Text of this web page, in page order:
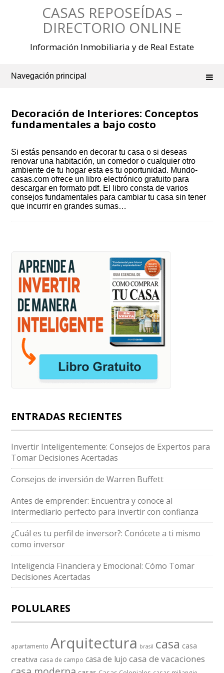
CASAS REPOSEÍDAS –
DIRECTORIO ONLINE
Información Inmobiliaria y de Real Estate
Navegación principal
Decoración de Interiores: Conceptos
fundamentales a bajo costo
Si estás pensando en decorar tu casa o si deseas
renovar una habitación, un comedor o cualquier otro
ambiente de tu hogar esta es tu oportunidad. Mundo-
casas.com ofrece un libro electrónico gratuito para
descargar en formato pdf. El libro consta de varios
consejos fundamentales para cambiar tu casa sin tener
que incurrir en grandes sumas…
ENTRADAS RECIENTES
Invertir Inteligentemente: Consejos de Expertos para
Tomar Decisiones Acertadas
Consejos de inversión de Warren Buffett
Antes de emprender: Encuentra y conoce al
intermediario perfecto para invertir con confianza
¿Cuál es tu perfil de inversor?: Conócete a ti mismo
como inversor
Inteligencia Financiera y Emocional: Cómo Tomar
Decisiones Acertadas
POLULARES
apartamento Arquitectura brasil casa casa
creativa casa de campo casa de lujo casa de vacaciones